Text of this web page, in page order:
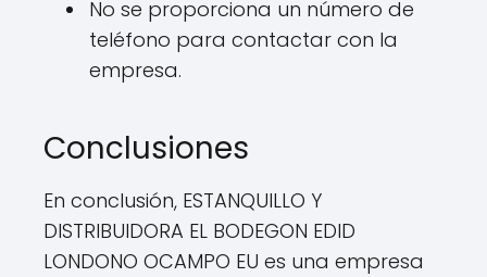
No se proporciona un número de
teléfono para contactar con la
empresa.
Conclusiones
En conclusión, ESTANQUILLO Y
DISTRIBUIDORA EL BODEGON EDID
LONDONO OCAMPO EU es una empresa